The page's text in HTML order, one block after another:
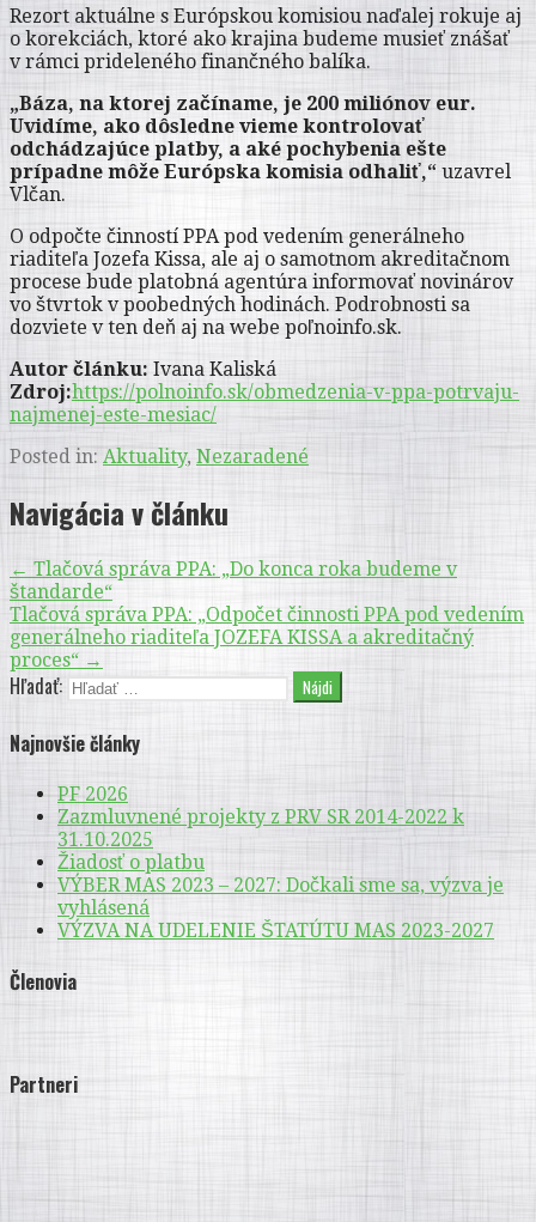
Rezort aktuálne s Európskou komisiou naďalej rokuje aj
o korekciách, ktoré ako krajina budeme musieť znášať
v rámci prideleného finančného balíka.
„Báza, na ktorej začíname, je 200 miliónov eur.
Uvidíme, ako dôsledne vieme kontrolovať
odchádzajúce platby, a aké pochybenia ešte
prípadne môže Európska komisia odhaliť,“ uzavrel
Vlčan.
O odpočte činností PPA pod vedením generálneho
riaditeľa Jozefa Kissa, ale aj o samotnom akreditačnom
procese bude platobná agentúra informovať novinárov
vo štvrtok v poobedných hodinách. Podrobnosti sa
dozviete v ten deň aj na webe poľnoinfo.sk.
Autor článku: Ivana Kaliská
Zdroj:https://polnoinfo.sk/obmedzenia-v-ppa-potrvaju-
najmenej-este-mesiac/
Posted in: Aktuality, Nezaradené
Navigácia v článku
← Tlačová správa PPA: „Do konca roka budeme v
štandarde“
Tlačová správa PPA: „Odpočet činnosti PPA pod vedením
generálneho riaditeľa JOZEFA KISSA a akreditačný
proces“ →
Hľadať:
Najnovšie články
PF 2026
Zazmluvnené projekty z PRV SR 2014-2022 k
31.10.2025
Žiadosť o platbu
VÝBER MAS 2023 – 2027: Dočkali sme sa, výzva je
vyhlásená
VÝZVA NA UDELENIE ŠTATÚTU MAS 2023-2027
Členovia
Partneri